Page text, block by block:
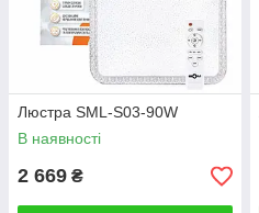
Люстра SML-S03-90W
В наявності
2 669 ₴